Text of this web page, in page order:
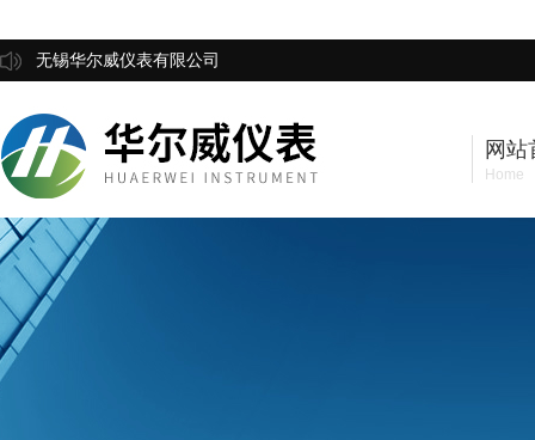
无锡华尔威仪表有限公司
网站
Home